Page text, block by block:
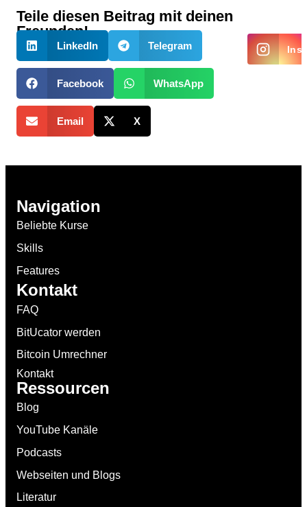
Alternative:
Teile diesen Beitrag mit deinen
Freunden!
LinkedIn Telegram
Facebook WhatsApp
Email X
Navigation
Beliebte Kurse
Skills
Features
Kontakt
FAQ
BitUcator werden
Bitcoin Umrechner
Kontakt
Ressourcen
Blog
YouTube Kanäle
Podcasts
Webseiten und Blogs
Literatur